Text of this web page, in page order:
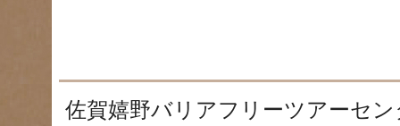
佐賀嬉野バリアフリーツアーセ